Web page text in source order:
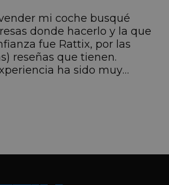
mi coche busqué
donde hacerlo y la que
fue Rattix, por las
reseñas que tienen.
ha sido muy
ha sido siempre muy atenta
mi hermana se